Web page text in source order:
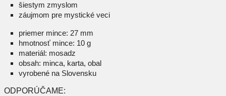
šiestym zmyslom
záujmom pre mystické veci
priemer mince: 27 mm
hmotnosť mince: 10 g
materiál: mosadz
obsah: minca, karta, obal
vyrobené na Slovensku
ODPORÚČAME: